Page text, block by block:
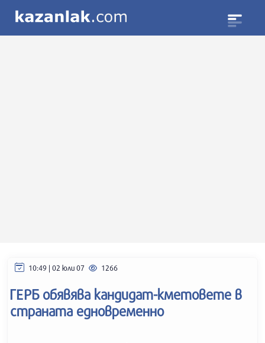
10:49 | 02 юли 07 1266
ГЕРБ обявява кандидат-кметовете в
страната едновременно